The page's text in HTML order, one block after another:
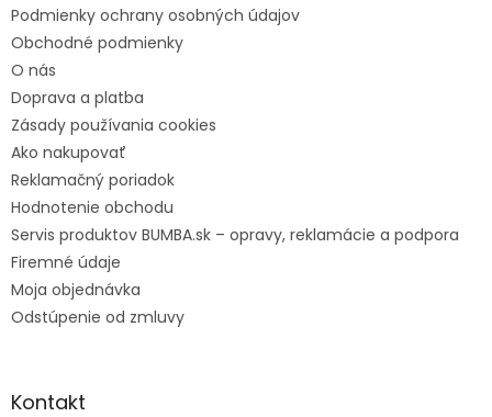
Podmienky ochrany osobných údajov
Obchodné podmienky
O nás
Doprava a platba
Zásady používania cookies
Ako nakupovať
Reklamačný poriadok
Hodnotenie obchodu
Servis produktov BUMBA.sk – opravy, reklamácie a podpora
Firemné údaje
Moja objednávka
Odstúpenie od zmluvy
Kontakt